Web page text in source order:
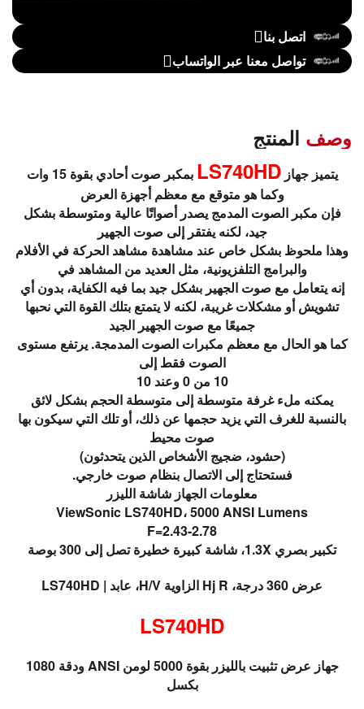
اتصل بنا
تواصل معنا عبر الواتساب
وصف المنتج
يتميز جهازLS740HD بمكبر صوت أحادي بقوة 15 وات
وكما هو متوقع مع معظم أجهزة العرض
فإن مكبر الصوت المدمج يصدر أصواتًا عالية ومتوسطة بشكل
جيد، لكنه يفتقر إلى صوت الجهير
وهذا ملحوظ بشكل خاص عند مشاهدة مشاهد الحركة في الأفلام
والبرامج التلفزيونية، مثل العديد من المشاهد في
إنه يتعامل مع صوت الجهير بشكل جيد بما فيه الكفاية، بدون أي
تشويش أو مشكلات غريبة، لكنه لا يتمتع بتلك القوة التي نحبها
جميعًا مع صوت الجهير الجيد
كما هو الحال مع معظم مكبرات الصوت المدمجة. يرتفع مستوى
الصوت فقط إلى
10 من 0 وعند 10
يمكنه ملء غرفة متوسطة إلى متوسطة الحجم بشكل لائق
بالنسبة للغرف التي يزيد حجمها عن ذلك، أو تلك التي سيكون بها
صوت محيط
(حشود، ضجيج الأشخاص الذين يتحدثون)
فستحتاج إلى الاتصال بنظام صوت خارجي.
معلومات الجهاز شاشة الليزر
ViewSonic LS740HD، 5000 ANSI Lumens
F=2.43-2.78
تكبير بصري 1.3X، شاشة كبيرة خطيرة تصل إلى 300 بوصة
عرض 360 درجة، Hj R الزاوية H/V، عابد |
LS740HD
LS740HD
جهاز عرض تثبيت بالليزر بقوة 5000 لومن ANSI ودقة 1080
بكسل